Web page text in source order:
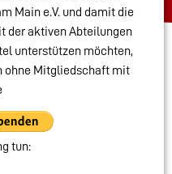
Main e.V. und damit die
der aktiven Abteilungen
unterstützen möchten,
ohne Mitgliedschaft mit
tun: